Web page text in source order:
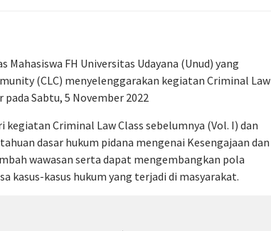
Mahasiswa FH Universitas Udayana (Unud) yang
(CLC) menyelenggarakan kegiatan Criminal Law
pada Sabtu, 5 November 2022
Criminal Law Class sebelumnya (Vol. I) dan
dasar hukum pidana mengenai Kesengajaan dan
wawasan serta dapat mengembangkan pola
kasus-kasus hukum yang terjadi di masyarakat.